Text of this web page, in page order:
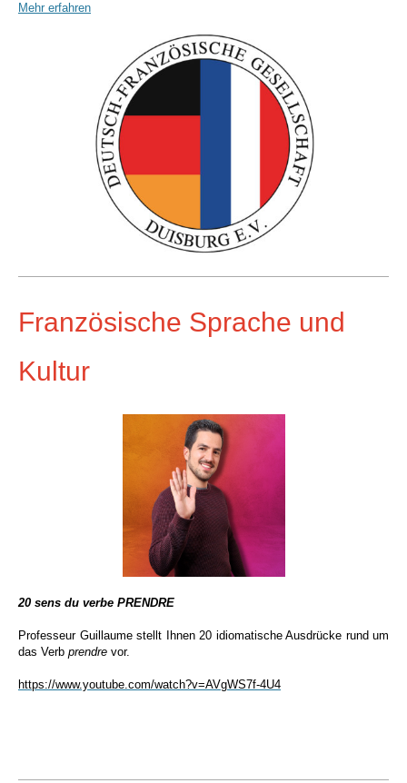
Mehr erfahren
Französische Sprache und
Kultur
20 sens du verbe PRENDRE
Professeur Guillaume stellt Ihnen 20 idiomatische Ausdrücke rund um
das Verb prendre vor.
https://www.youtube.com/watch?v=AVgWS7f-4U4